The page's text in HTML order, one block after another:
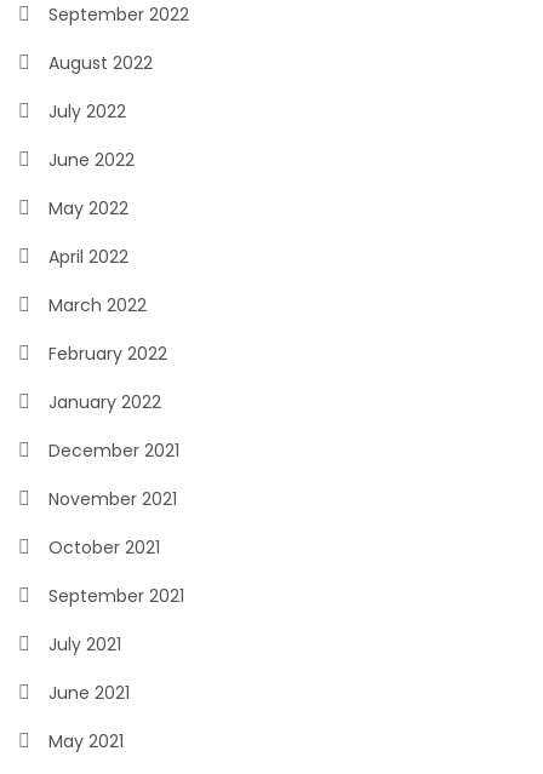
September 2022
August 2022
July 2022
June 2022
May 2022
April 2022
March 2022
February 2022
January 2022
December 2021
November 2021
October 2021
September 2021
July 2021
June 2021
May 2021